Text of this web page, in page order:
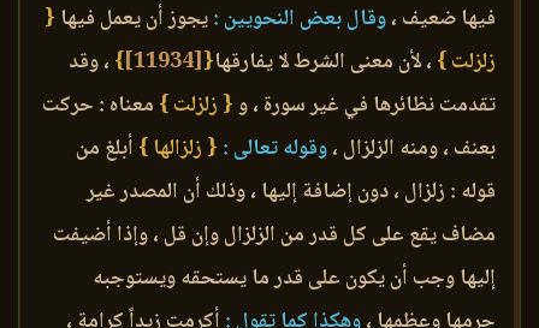
فيها ضعيف ،وقال بعض النحويين :يجوز أن يعمل فيها {
زلزلت } ، لأن معنى الشرط لا يفارقها{
[11934]
} ، وقد
تقدمت نظائرها في غير سورة ، و{ زلزلت } معناه : حركت
بعنف ، ومنه الزلزال ،وقوله تعالى : { زلزالها } أبلغ من
قوله : زلزال ، دون إضافة إليها ، وذلك أن المصدر غير
مضاف يقع على كل قدر من الزلزال وإن قل ، وإذا أضيفت
إليها وجب أن يكون على قدر ما يستحقه ويستوجبه